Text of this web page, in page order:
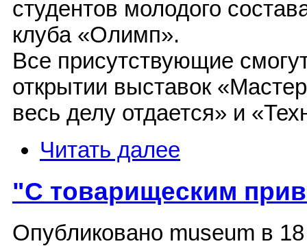
студентов молодого
клуба «Олимп».
Все присутствующие
открытии выставок
весь делу отдается» и
Читать далее
"С товарищеским
Опубликовано museum в